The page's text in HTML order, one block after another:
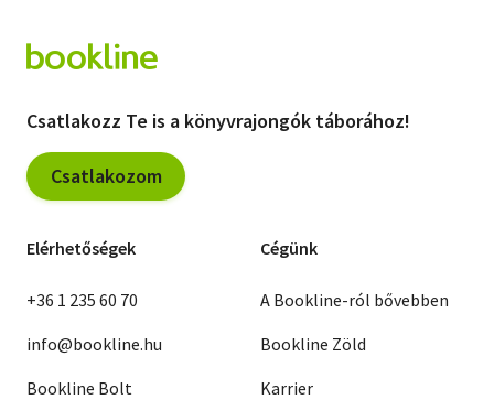
Csatlakozz Te is a könyvrajongók táborához!
Csatlakozom
Elérhetőségek
+36 1 235 60 70
info@bookline.hu
Bookline Bolt
Cégünk
A Bookline-ról bővebben
Bookline Zöld
Karrier